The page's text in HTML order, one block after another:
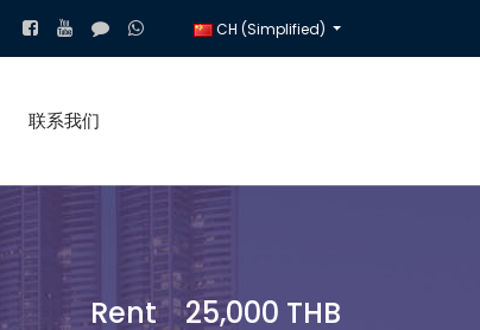
CH (Simplified)
联系我们
Rent 25,000 THB